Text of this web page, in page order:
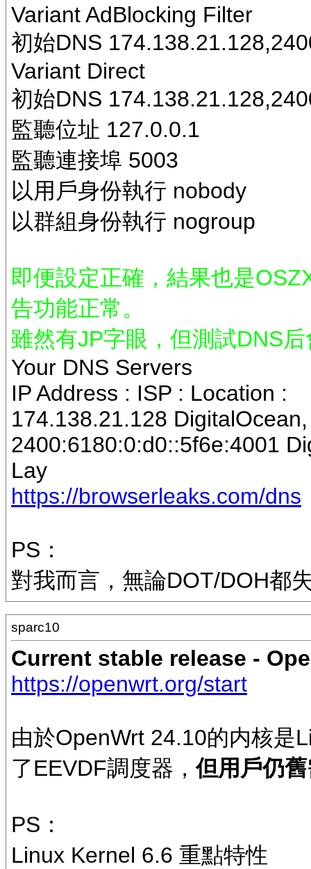
Variant AdBlocking Filter
初始DNS
Variant Direct
初始DNS
監聽位址 127.0.0.1
監聽連接埠 5003
以用戶身份執行 nobody
以群組身份執行 nogroup
即便設定正確，結果也是
告功能正常。
雖然有JP字眼，但測試DNS
Your DNS Servers
IP Address : ISP : Location :
174.138.21.128
2400:6180:0:d0::5f6e:4001
Lay
https://browserleaks.com/dns
PS：
對我而言，無論DOT/DOH都
sparc10
Current stable release -
https://openwrt.org/start
由於OpenWrt 24.10的内核是
了EEVDF調度器，但用戶仍
PS：
Linux Kernel 6.6 重點特性